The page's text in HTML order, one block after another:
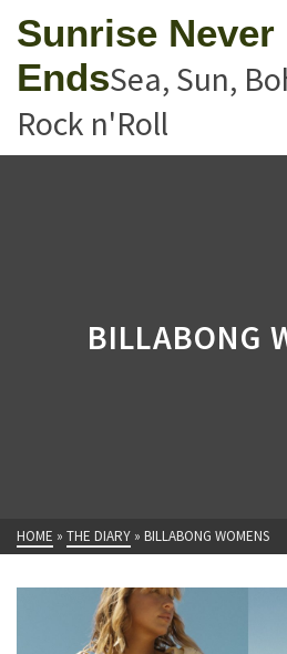
Sunrise Never
EndsSea, Sun,
Rock n'Roll
BILLABONG
HOME » THE DIARY » BILLABONG WOMENS